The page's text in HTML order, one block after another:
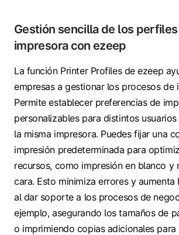
Gestión sencilla de los
impresora con ezeep
La función Printer Profiles de ezeep
empresas a gestionar los procesos de
Permite establecer preferencias de
personalizables para distintos
la misma impresora. Puedes fijar una
impresión predeterminada para
recursos, como impresión en blanco y
cara. Esto minimiza errores y
al dar soporte a los procesos de
ejemplo, asegurando los tamaños de
o imprimiendo copias adicionales